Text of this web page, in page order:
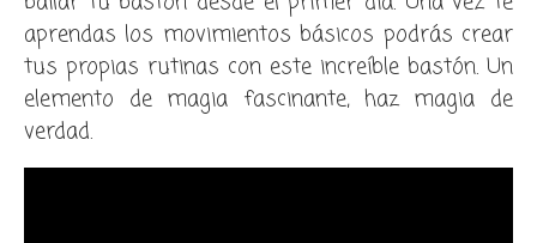
aprendas los movimientos básicos podrás crear
tus propias rutinas con este increíble bastón. Un
elemento de magia fascinante, haz magia de
verdad.